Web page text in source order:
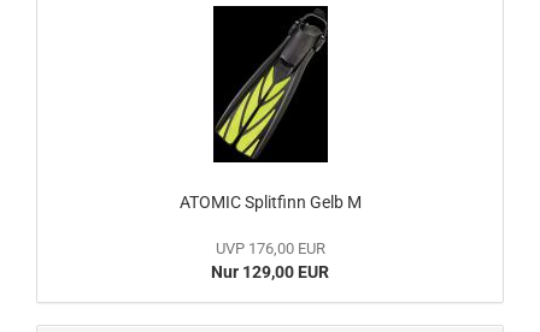
ATOMIC Splitfinn Gelb M
UVP 176,00 EUR
Nur 129,00 EUR